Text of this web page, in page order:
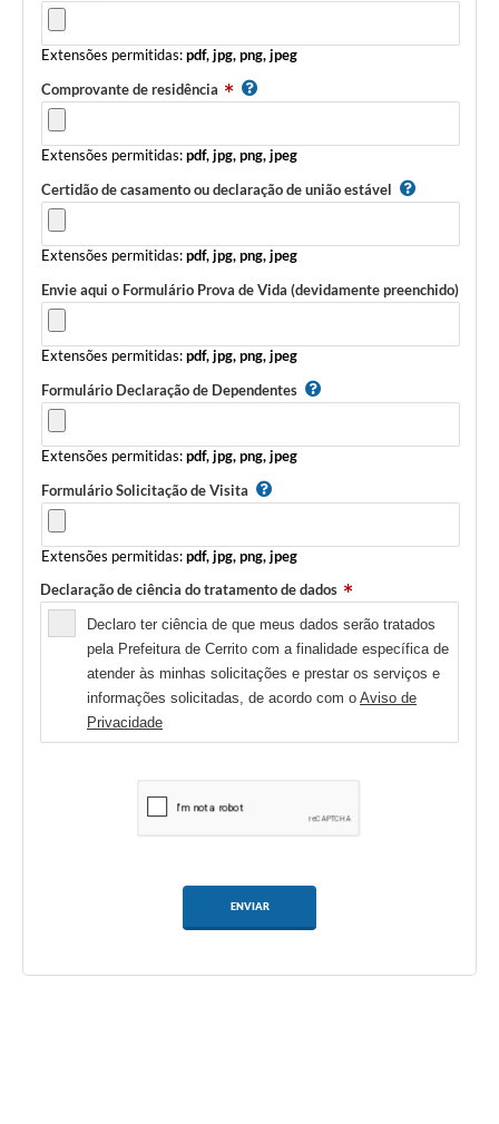
Extensões permitidas:pdf, jpg, png, jpeg
Comprovante de residência
Extensões permitidas:pdf, jpg, png, jpeg
Certidão de casamento ou declaração de união estável
Extensões permitidas:pdf, jpg, png, jpeg
Envie aqui o Formulário Prova de Vida (devidamente preenchido)
Extensões permitidas:pdf, jpg, png, jpeg
Formulário Declaração de Dependentes
Extensões permitidas:pdf, jpg, png, jpeg
Formulário Solicitação de Visita
Extensões permitidas:pdf, jpg, png, jpeg
Declaração de ciência do tratamento de dados
Declaro ter ciência de que meus dados serão tratados
pela Prefeitura de Cerrito com a finalidade específica de
atender às minhas solicitações e prestar os serviços e
informações solicitadas, de acordo com o Aviso de
Privacidade
ENVIAR